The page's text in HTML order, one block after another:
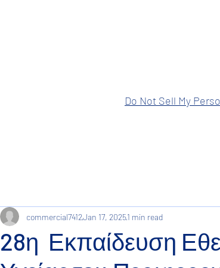
Do Not Sell My
28η Εκπαίδευση
commercial7412Jan 17, 20251 min read